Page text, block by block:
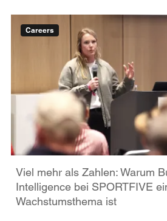
Careers
Viel mehr als Zahlen: Warum
Intelligence bei SPORTFIVE
Wachstumsthema ist